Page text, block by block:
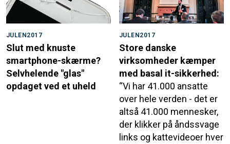
JULEN2017
Slut med knuste
smartphone-skærme?
Selvhelende "glas"
opdaget ved et uheld
JULEN2017
Store danske
virksomheder kæmper
med basal it-sikkerhed:
“Vi har 41.000 ansatte
over hele verden - det er
altså 41.000 mennesker,
der klikker på åndssvage
links og kattevideoer hver